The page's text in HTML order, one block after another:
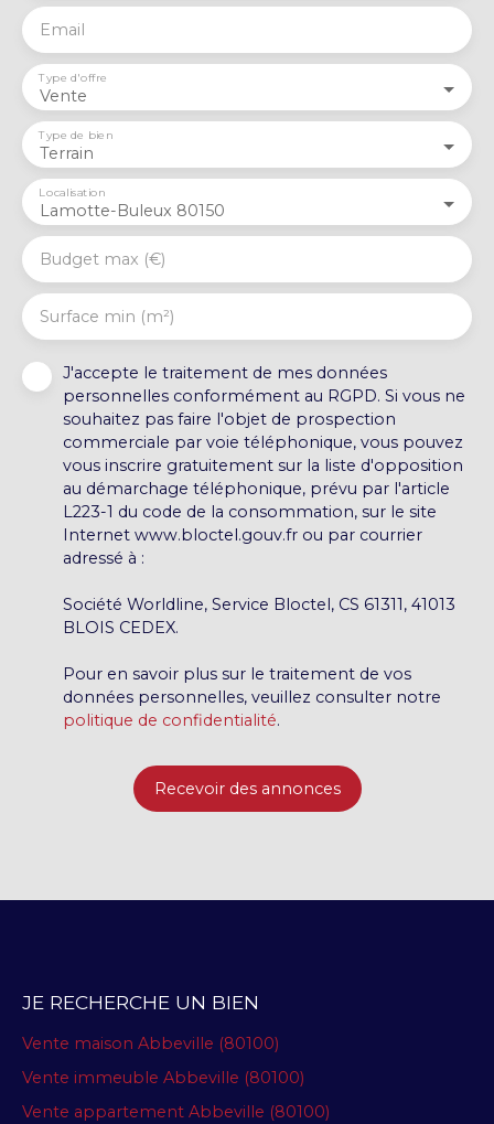
Email
Vente
Type d'offre
Terrain
Type de bien
Lamotte-Buleux 80150
Localisation
Budget max (€)
Surface min (m²)
J'accepte le traitement de mes données
personnelles conformément au RGPD. Si vous ne
souhaitez pas faire l'objet de prospection
commerciale par voie téléphonique, vous pouvez
vous inscrire gratuitement sur la liste d'opposition
au démarchage téléphonique, prévu par l'article
L223-1 du code de la consommation, sur le site
Internet www.bloctel.gouv.fr ou par courrier
adressé à :
Société Worldline, Service Bloctel, CS 61311, 41013
BLOIS CEDEX.
Pour en savoir plus sur le traitement de vos
données personnelles, veuillez consulter notre
politique de confidentialité.
Recevoir des annonces
JE RECHERCHE UN BIEN
Vente maison Abbeville (80100)
Vente immeuble Abbeville (80100)
Vente appartement Abbeville (80100)